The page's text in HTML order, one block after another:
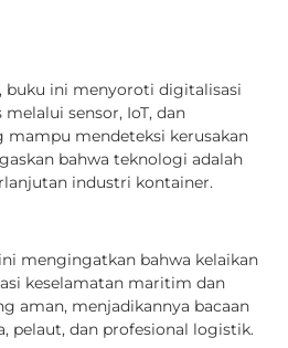
buku ini menyoroti digitalisasi
sensor, IoT, dan
mampu mendeteksi kerusakan
bahwa teknologi adalah
industri kontainer.
mengingatkan bahwa kelaikan
keselamatan maritim dan
aman, menjadikannya bacaan
pelaut, dan profesional logistik.